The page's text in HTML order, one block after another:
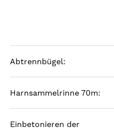
Abtrennbügel:
Harnsammelrinne 70m:
Einbetonieren der